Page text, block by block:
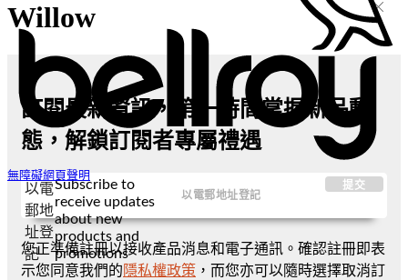
無障礙網頁聲明
Willow
訂閱最新資訊，第一時間掌握新品動
態，解鎖訂閱者專屬禮遇
以電
郵地
址登
記
Subscribe to
receive updates
about new
products and
promotions
提交
您正準備註冊以接收產品消息和電子通訊。確認註冊即表
示您同意我們的 隱私權政策 ，而您亦可以隨時選擇取消訂